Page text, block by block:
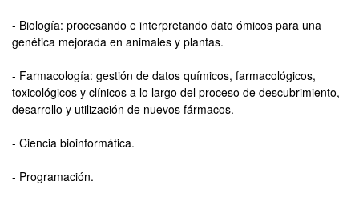
- Biología: procesando e interpretando dato ómicos para una
genética mejorada en animales y plantas.
- Farmacología: gestión de datos químicos, farmacológicos,
toxicológicos y clínicos a lo largo del proceso de descubrimiento,
desarrollo y utilización de nuevos fármacos.
- Ciencia bioinformática.
- Programación.